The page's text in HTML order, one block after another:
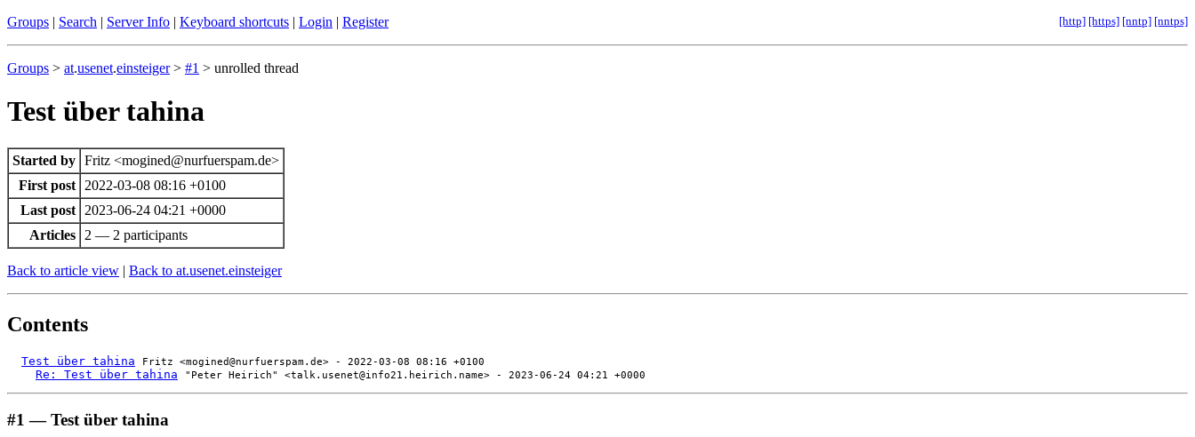
Groups | Search | Server Info | Keyboard shortcuts | Login | Register [http] [https] [nntp] [nntps]
Groups > at.usenet.einsteiger> #1 > unrolled thread
Test über tahina
Started by Fritz <mogined@nurfuerspam.de>
First post
2022-03-08 08:16 +0100
Last post
2023-06-24 04:21 +0000
Articles
2 — 2 participants
Back to article view | Back to at.usenet.einsteiger
Contents
Test über tahina Fritz <mogined@nurfuerspam.de> - 2022-03-08 08:16 +0100
Re: Test über tahina "Peter Heirich" <talk.usenet@info21.heirich.name> - 2023-06-24 04:21 +0000
#1 — Test über tahina